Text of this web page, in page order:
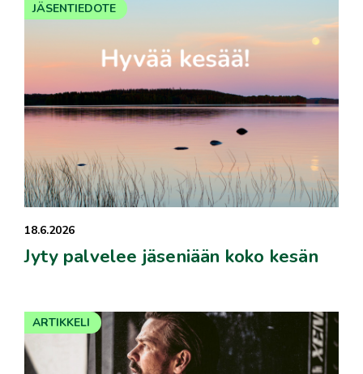
18.6.2026
Jyty palvelee jäseniään koko kesän
JÄSENTIEDOTE
ARTIKKELI